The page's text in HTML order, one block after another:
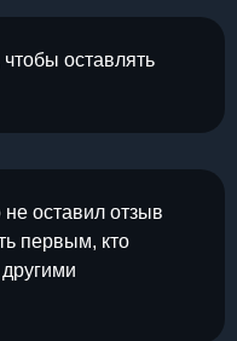
чтобы оставлять
оставил отзыв
первым, кто